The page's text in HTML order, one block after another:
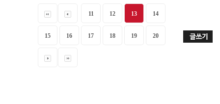
11 12 13 14
15 16 17 18 19 20